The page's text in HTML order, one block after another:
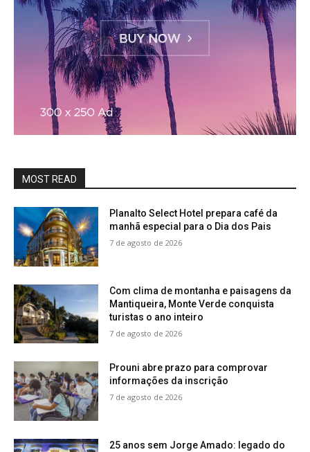
MOST READ
Planalto Select Hotel prepara café da
manhã especial para o Dia dos Pais
7 de agosto de 2026
Com clima de montanha e paisagens da
Mantiqueira, Monte Verde conquista
turistas o ano inteiro
7 de agosto de 2026
Prouni abre prazo para comprovar
informações da inscrição
7 de agosto de 2026
25 anos sem Jorge Amado: legado do